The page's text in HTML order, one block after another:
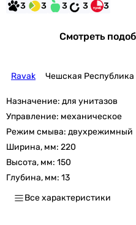
3 3 3 3 3
Смотреть
Ravak Чешская Республика
Назначение: для унитазов
Управление: механическое
Режим смыва: двухрежимный
Ширина, мм: 220
Высота, мм: 150
Глубина, мм: 13
Все характеристики